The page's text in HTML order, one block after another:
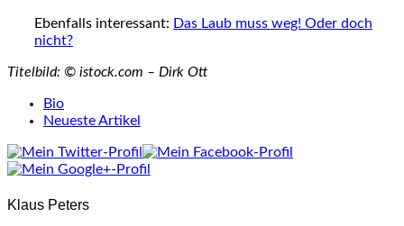
Ebenfalls interessant: Das Laub muss weg! Oder doch
nicht?
Titelbild: © istock.com – Dirk Ott
following
tabs
change
below.
Bio
Neueste Artikel
Klaus Peters